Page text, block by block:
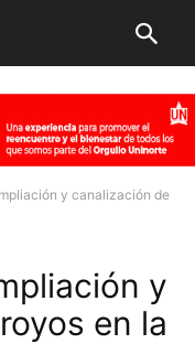
y canalización de
y
en la